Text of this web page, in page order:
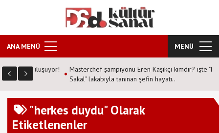
ANA MENÜ MENÜ
Masterchef şampiyonu Eren Kaşıkçı kimdir? işte "Kızıl
Sakal" lakabıyla tanınan şefin hayatı..
"herkes duydu" Olarak
Etiketlenenler